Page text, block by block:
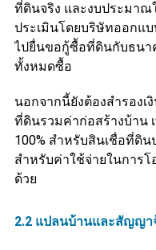
ที่ดินจริง และงบประมาณ
ประเมินโดยบริษัทออกแ
ไปยื่นขอกู้ซื้อที่ดินกับธนา
ทั้งหมดซื้อ
นอกจากนี้ยังต้องสำรองเ
ที่ดินรวมค่าก่อสร้างบ้าน
100% สำหรับสินเชื่อที่ดิน
สำหรับค่าใช้จ่ายในการ
ด้วย
2.2 แปลนบ้านและสัญญา